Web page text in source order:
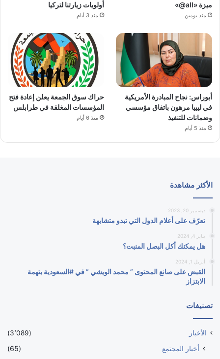
ميزة «all@»
منذ يومين
أولويات زيارتنا لتركيا
منذ 3 أيام
أبوراس: نجاح المبادرة الأمريكية
في ليبيا مرهون باتفاق مؤسسي
وضمانات للتنفيذ
منذ 5 أيام
حراك سوق الجمعة يعلن إعادة فتح
المؤسسات المغلقة في طرابلس
منذ 6 أيام
الأكثر مشاهدة
ديسمبر 20, 2023
تعرّف على أعلام الدول التي تبدو متشابهة
يناير 4, 2024
هل يمكنك أكل البصل المنبت؟
أبريل 1, 2024
القبض على صانع المحتوى ” محمد الويشي ” في #السعودية بتهمة
الابتزاز
تصنيفات
الأخبار (3٬089)
أخبار المجتمع
(65)